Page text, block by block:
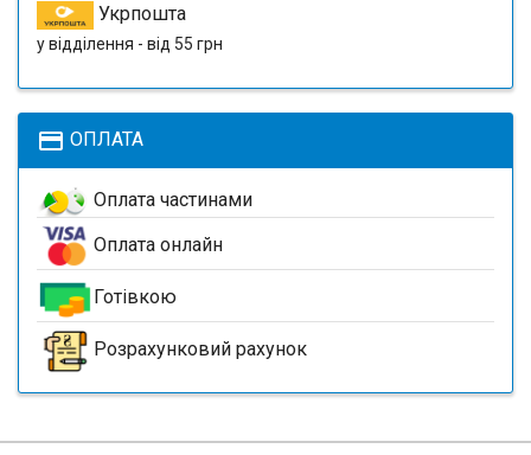
Укрпошта
у відділення - від 55 грн
payment ОПЛАТА
Оплата частинами
Оплата онлайн
Готівкою
Розрахунковий рахунок